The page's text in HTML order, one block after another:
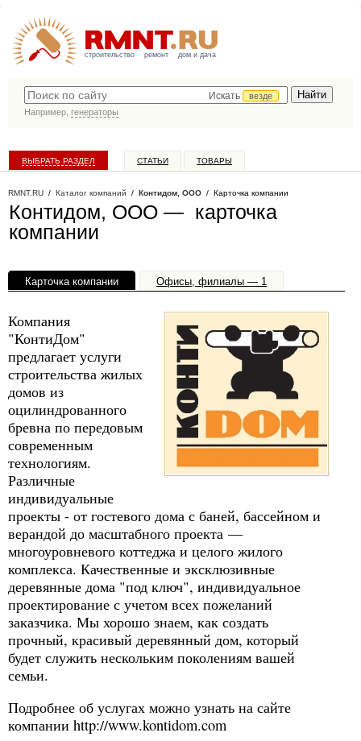
строительство ремонт дом и дача
Искать
везде
Например, генераторы
ВЫБРАТЬ РАЗДЕЛ СТАТЬИ ТОВАРЫ
RMNT.RU / Каталог компаний / Контидом, ООО / Карточка компании
Контидом, ООО — карточка
компании
Карточка компании Офисы, филиалы — 1
Компания
"КонтиДом"
предлагает услуги
строительства жилых
домов из
оцилиндрованного
бревна по передовым
современным
технологиям.
Различные
индивидуальные
проекты - от гостевого дома с баней, бассейном и
верандой до масштабного проекта —
многоуровневого коттеджа и целого жилого
комплекса. Качественные и эксклюзивные
деревянные дома "под ключ", индивидуальное
проектирование с учетом всех пожеланий
заказчика. Мы хорошо знаем, как создать
прочный, красивый деревянный дом, который
будет служить нескольким поколениям вашей
семьи.
Подробнее об услугах можно узнать на сайте
компании http://www.kontidom.com